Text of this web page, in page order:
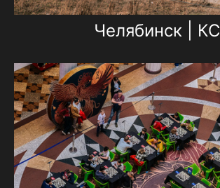
Челябинск | КС